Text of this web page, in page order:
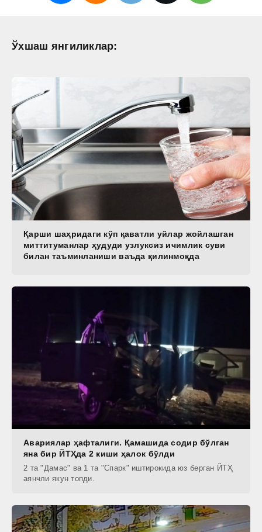
Ўхшаш янгиликлар:
Қарши шаҳридаги кўп қаватли уйлар жойлашган
миттитуманлар ҳудуди узлуксиз ичимлик суви
билан таъминланиши ваъда қилинмоқда
Авариялар ҳафталиги. Қамашида содир бўлган
яна бир ЙТҲда 2 киши ҳалок бўлди
2 та "Дамас" ва 1 та "Спарк" иштирокида юз берган ЙТҲ
аянчли якун топди.